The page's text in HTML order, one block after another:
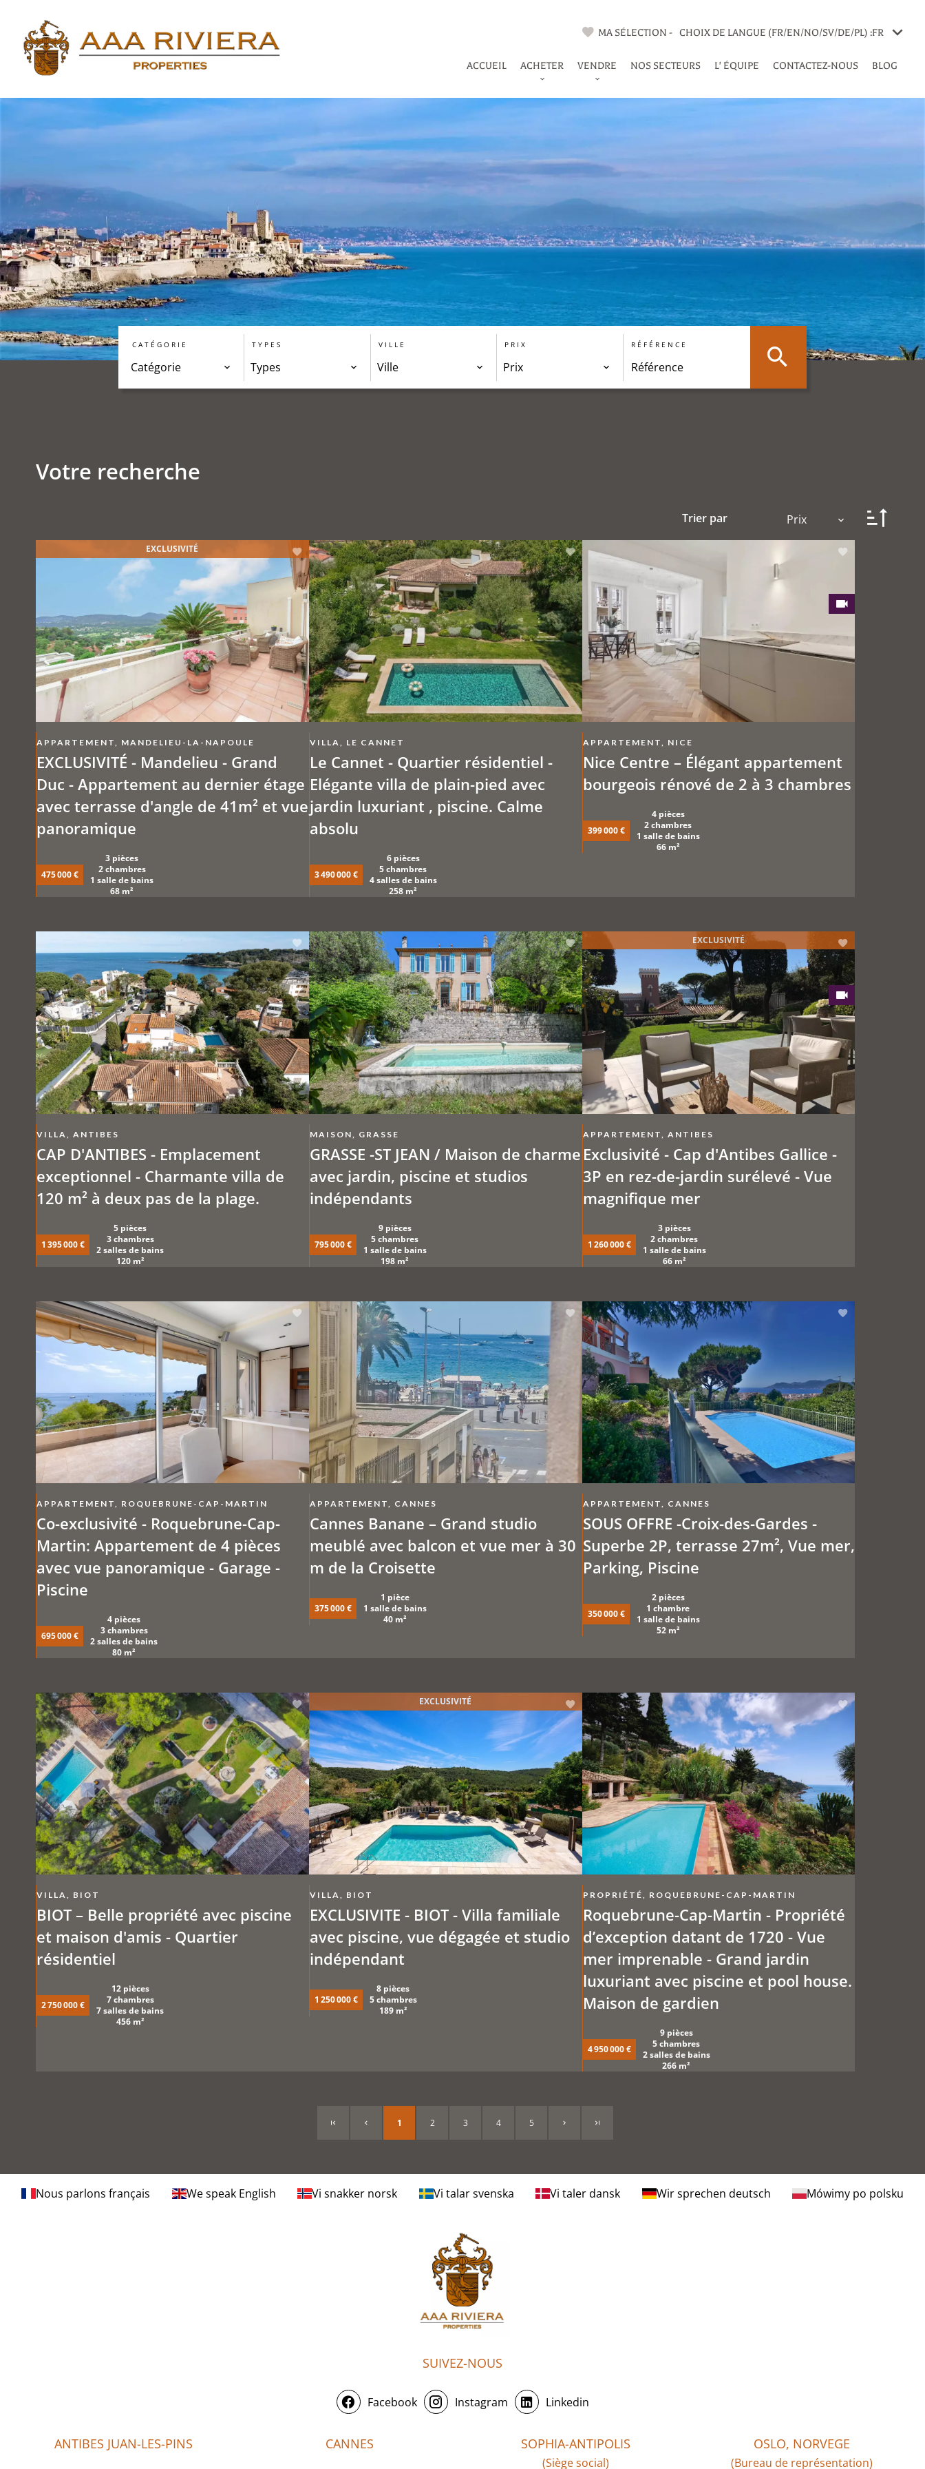
MA SÉLECTION - CHOIX DE LANGUE (FR/EN/NO/SV/DE/PL) :FR
ACCUEIL ACHETER VENDRE NOS SECTEURS L' ÉQUIPE CONTACTEZ-NOUS BLOG
CATÉGORIE
Catégorie
TYPES
Types
VILLE
Ville
PRIX
Prix
RÉFÉRENCE
Votre recherche
Trier par Prix
APPARTEMENT, MANDELIEU-LA-NAPOULE
EXCLUSIVITÉ - Mandelieu - Grand
Duc - Appartement au dernier étage
avec terrasse d'angle de 41m² et vue
panoramique
475 000 €
3 pièces
2 chambres
1 salle de bains
68 m²
EXCLUSIVITÉ
VILLA, LE CANNET
Le Cannet - Quartier résidentiel -
Elégante villa de plain-pied avec
jardin luxuriant , piscine. Calme
absolu
3 490 000 €
6 pièces
5 chambres
4 salles de bains
258 m²
APPARTEMENT, NICE
Nice Centre – Élégant appartement
bourgeois rénové de 2 à 3 chambres
399 000 €
4 pièces
2 chambres
1 salle de bains
66 m²
VILLA, ANTIBES
CAP D'ANTIBES - Emplacement
exceptionnel - Charmante villa de
120 m² à deux pas de la plage.
1 395 000 €
5 pièces
3 chambres
2 salles de bains
120 m²
MAISON, GRASSE
GRASSE -ST JEAN / Maison de charme
avec jardin, piscine et studios
indépendants
795 000 €
9 pièces
5 chambres
1 salle de bains
198 m²
APPARTEMENT, ANTIBES
Exclusivité - Cap d'Antibes Gallice -
3P en rez-de-jardin surélevé - Vue
magnifique mer
1 260 000 €
3 pièces
2 chambres
1 salle de bains
66 m²
EXCLUSIVITÉ
APPARTEMENT, ROQUEBRUNE-CAP-MARTIN
Co-exclusivité - Roquebrune-Cap-
Martin: Appartement de 4 pièces
avec vue panoramique - Garage -
Piscine
695 000 €
4 pièces
3 chambres
2 salles de bains
80 m²
APPARTEMENT, CANNES
Cannes Banane – Grand studio
meublé avec balcon et vue mer à 30
m de la Croisette
375 000 €
1 pièce
1 salle de bains
40 m²
APPARTEMENT, CANNES
SOUS OFFRE -Croix-des-Gardes -
Superbe 2P, terrasse 27m², Vue mer,
Parking, Piscine
350 000 €
2 pièces
1 chambre
1 salle de bains
52 m²
VILLA, BIOT
BIOT – Belle propriété avec piscine
et maison d'amis - Quartier
résidentiel
2 750 000 €
12 pièces
7 chambres
7 salles de bains
456 m²
VILLA, BIOT
EXCLUSIVITE - BIOT - Villa familiale
avec piscine, vue dégagée et studio
indépendant
1 250 000 €
8 pièces
5 chambres
189 m²
EXCLUSIVITÉ
PROPRIÉTÉ, ROQUEBRUNE-CAP-MARTIN
Roquebrune-Cap-Martin - Propriété
d’exception datant de 1720 - Vue
mer imprenable - Grand jardin
luxuriant avec piscine et pool house.
Maison de gardien
4 950 000 €
9 pièces
5 chambres
2 salles de bains
266 m²
1 2 3 4 5
Nous parlons français We speak English Vi snakker norsk Vi talar svenska Vi taler dansk Wir sprechen deutsch Mówimy po polsku
SUIVEZ-NOUS
Facebook Instagram Linkedin
ANTIBES JUAN-LES-PINS CANNES SOPHIA-ANTIPOLIS
(Siège social)
OSLO, NORVEGE
(Bureau de représentation)